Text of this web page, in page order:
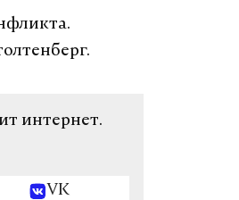
интернет.
VK